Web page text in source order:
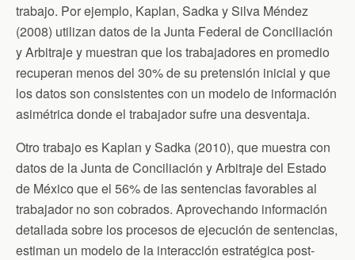
trabajo. Por ejemplo, Kaplan, Sadka y Silva Méndez
(2008) utilizan datos de la Junta Federal de Conciliación
y Arbitraje y muestran que los trabajadores en promedio
recuperan menos del 30% de su pretensión inicial y que
los datos son consistentes con un modelo de información
asimétrica donde el trabajador sufre una desventaja.
Otro trabajo es Kaplan y Sadka (2010), que muestra con
datos de la Junta de Conciliación y Arbitraje del Estado
de México que el 56% de las sentencias favorables al
trabajador no son cobrados. Aprovechando información
detallada sobre los procesos de ejecución de sentencias,
estiman un modelo de la interacción estratégica post-